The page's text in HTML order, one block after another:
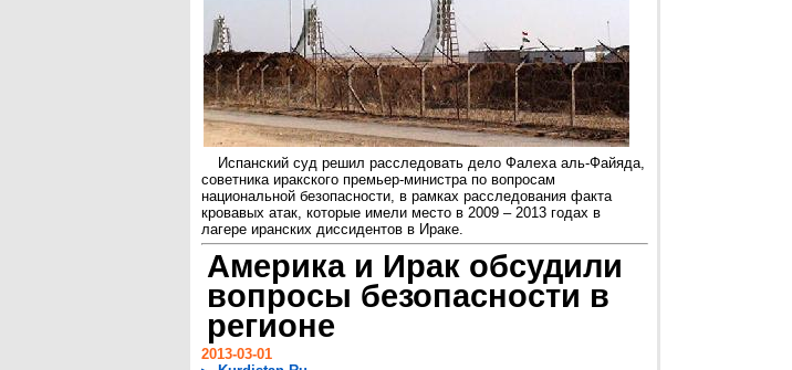
Испанский суд решил расследовать дело Фалеха аль-Файяда,
советника иракского премьер-министра по вопросам
национальной безопасности, в рамках расследования факта
кровавых атак, которые имели место в 2009 – 2013 годах в
лагере иранских диссидентов в Ираке.
Америка и Ирак обсудили
вопросы безопасности в
регионе
2013-03-01